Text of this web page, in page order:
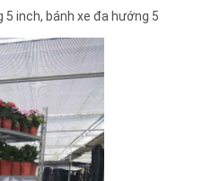
5 inch, bánh xe đa hướng 5